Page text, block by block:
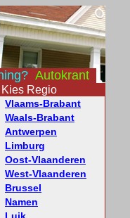
Autokrant
Kies Regio
Vlaams-Brabant
Waals-Brabant
Antwerpen
Limburg
Oost-Vlaanderen
West-Vlaanderen
Brussel
Namen